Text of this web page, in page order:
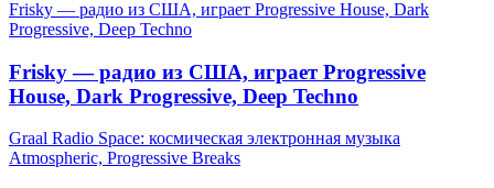
Frisky — радио из США, играет Progressive House, Dark
Progressive, Deep Techno
Frisky — радио из США, играет Progressive
House, Dark Progressive, Deep Techno
Graal Radio Space: космическая электронная музыка
Atmospheric, Progressive Breaks